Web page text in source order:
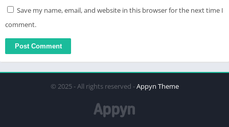
Save my name, email, and website in this browser for the next time I
comment.
© 2025 - All rights reserved -Appyn Theme